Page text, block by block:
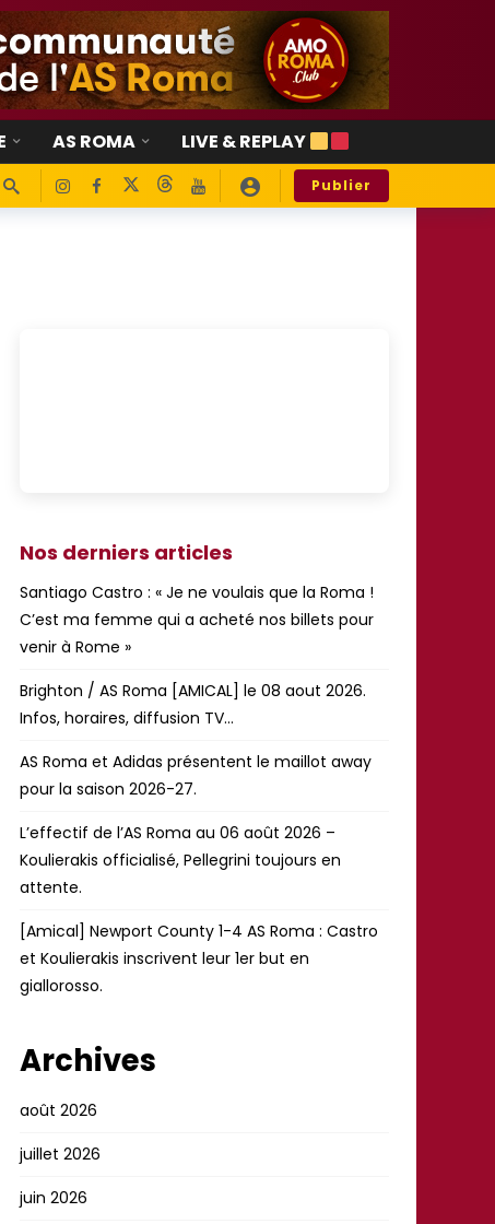
AS ROMA LIVE & REPLAY
Publier
Nos derniers articles
Santiago Castro : « Je ne voulais que la Roma !
C’est ma femme qui a acheté nos billets pour
venir à Rome »
Brighton / AS Roma [AMICAL] le 08 aout 2026.
Infos, horaires, diffusion TV…
AS Roma et Adidas présentent le maillot away
pour la saison 2026-27.
L’effectif de l’AS Roma au 06 août 2026 –
Koulierakis officialisé, Pellegrini toujours en
attente.
[Amical] Newport County 1-4 AS Roma : Castro
et Koulierakis inscrivent leur 1er but en
giallorosso.
Archives
août 2026
juillet 2026
juin 2026